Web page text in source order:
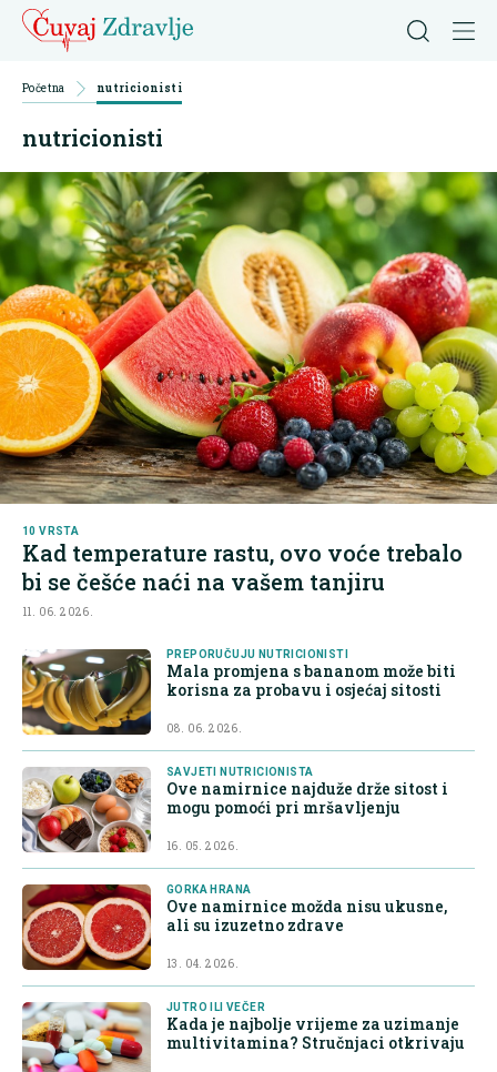
Početna nutricionisti
nutricionisti
10 VRSTA
Kad temperature rastu, ovo voće trebalo
bi se češće naći na vašem tanjiru
11. 06. 2026.
PREPORUČUJU NUTRICIONISTI
Mala promjena s bananom može biti
korisna za probavu i osjećaj sitosti
08. 06. 2026.
SAVJETI NUTRICIONISTA
Ove namirnice najduže drže sitost i
mogu pomoći pri mršavljenju
16. 05. 2026.
GORKA HRANA
Ove namirnice možda nisu ukusne,
ali su izuzetno zdrave
13. 04. 2026.
JUTRO ILI VEČER
Kada je najbolje vrijeme za uzimanje
multivitamina? Stručnjaci otkrivaju